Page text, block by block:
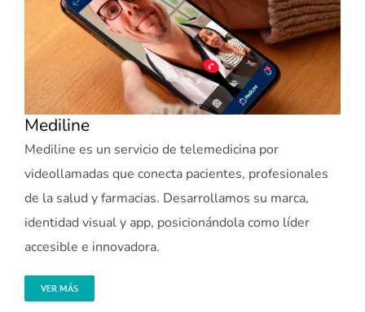
Mediline
Mediline es un servicio de telemedicina por
videollamadas que conecta pacientes, profesionales
de la salud y farmacias. Desarrollamos su marca,
identidad visual y app, posicionándola como líder
accesible e innovadora.
VER MÁS